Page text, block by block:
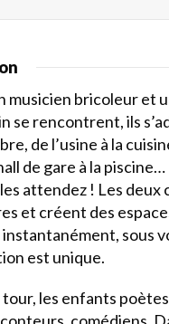
musicien bricoleur et
se rencontrent, ils
de l’usine à la
de gare à la
attendez ! Les
et créent des
sous
est unique.
tour, les enfants